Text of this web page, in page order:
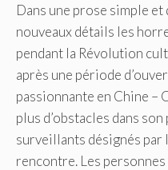
Dans une prose simple
nouveaux détails les
pendant la Révolution
après une période
passionnante en Chine –
plus d’obstacles dans
surveillants désignés par
rencontre. Les